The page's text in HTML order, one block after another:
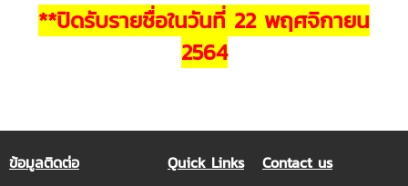
**ปิดรับรายชื่อในวันที่ 22 พฤศจิกายน
2564
ข้อมูลติดต่อ
Quick Links
Contact us